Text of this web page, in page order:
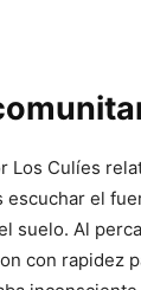
Los Culíes
escuchar el
suelo. Al
con rapidez